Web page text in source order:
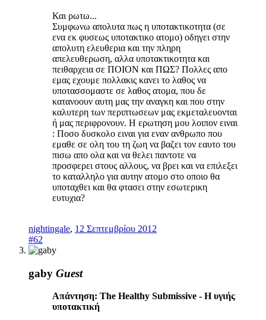
Και ρωτω...
Συμφωνω απολυτα πως η υποτακτικοτητα (σε
ενα εκ φυσεως υποτακτικο ατομο) οδηγει στην
απολυτη ελευθερια και την πληρη
απελευθερωση, αλλα υποτακτικοτητα και
πειθαρχεια σε ΠΟΙΟΝ και ΠΩΣ? Πολλες απο
εμας εχουμε πολλακις κανει το λαθος να
υποτασσομαστε σε λαθος ατομα, που δε
κατανοουν αυτη μας την αναγκη και που στην
καλυτερη των περιπτωσεων μας εκμεταλευονται
ή μας περιφρονουν. Η ερωτηση μου λοιπον ειναι
: Ποσο δυσκολο ειναι για εναν ανθρωπο που
εμαθε σε ολη του τη ζωη να βαζει τον εαυτο του
πισω απο ολα και να θελει παντοτε να
προσφερει στους αλλους, να βρει και να επιλεξει
το καταλληλο για αυτην ατομο στο οποιο θα
υποταχθει και θα φτασει στην εσωτερικη
ευτυχια?
nightingale, 12 Σεπτεμβρίου 2012
#62
gaby Guest
Απάντηση: The Healthy Submissive - Η υγιής
υποτακτική